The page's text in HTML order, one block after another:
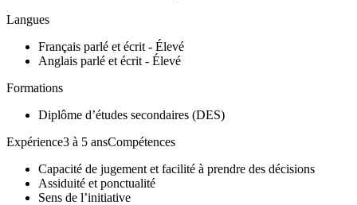
Langues
Français parlé et écrit - Élevé
Anglais parlé et écrit - Élevé
Formations
Diplôme d’études secondaires (DES)
Expérience3 à 5 ansCompétences
Capacité de jugement et facilité à prendre des décisions
Assiduité et ponctualité
Sens de l’initiative